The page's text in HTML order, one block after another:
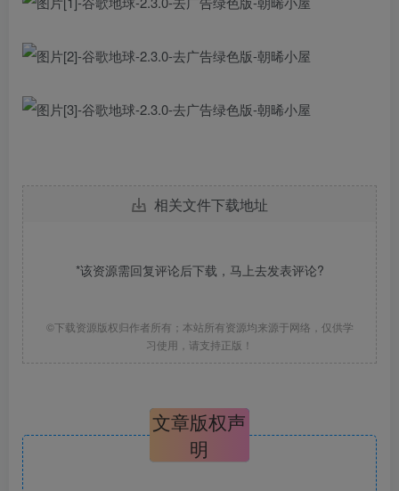
相关文件下载地址
*该资源需回复评论后下载，马上去发表评论?
©下载资源版权归作者所有；本站所有资源均来源于网络，仅供学
习使用，请支持正版！
文章版权声
明